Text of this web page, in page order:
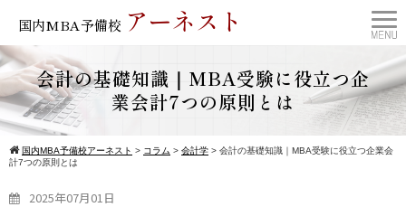
国内MBA予備校 アーネスト
会計の基礎知識｜MBA受験に役立つ企
業会計7つの原則とは
国内MBA予備校アーネスト > コラム > 会計学 > 会計の基礎知識｜MBA受験に役立つ企業会
計7つの原則とは
2025年07月01日